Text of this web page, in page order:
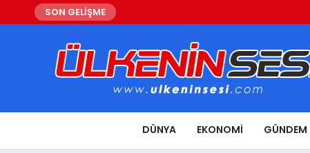
SON GELİŞME
DÜNYA EKONOMI GÜNDEM